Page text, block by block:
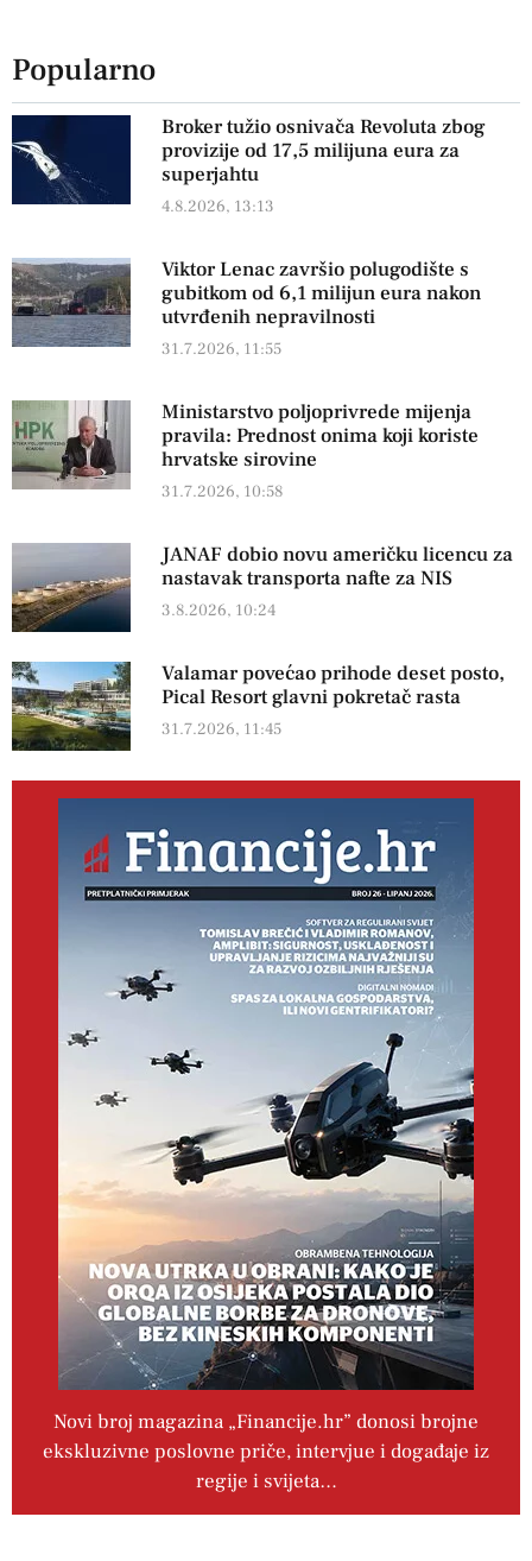
Popularno
Broker tužio osnivača Revoluta zbog
provizije od 17,5 milijuna eura za
superjahtu
4.8.2026, 13:13
Viktor Lenac završio polugodište s
gubitkom od 6,1 milijun eura nakon
utvrđenih nepravilnosti
31.7.2026, 11:55
Ministarstvo poljoprivrede mijenja
pravila: Prednost onima koji koriste
hrvatske sirovine
31.7.2026, 10:58
JANAF dobio novu američku licencu za
nastavak transporta nafte za NIS
3.8.2026, 10:24
Valamar povećao prihode deset posto,
Pical Resort glavni pokretač rasta
31.7.2026, 11:45
Novi broj magazina „Financije.hr” donosi brojne
ekskluzivne poslovne priče, intervjue i događaje iz
regije i svijeta…